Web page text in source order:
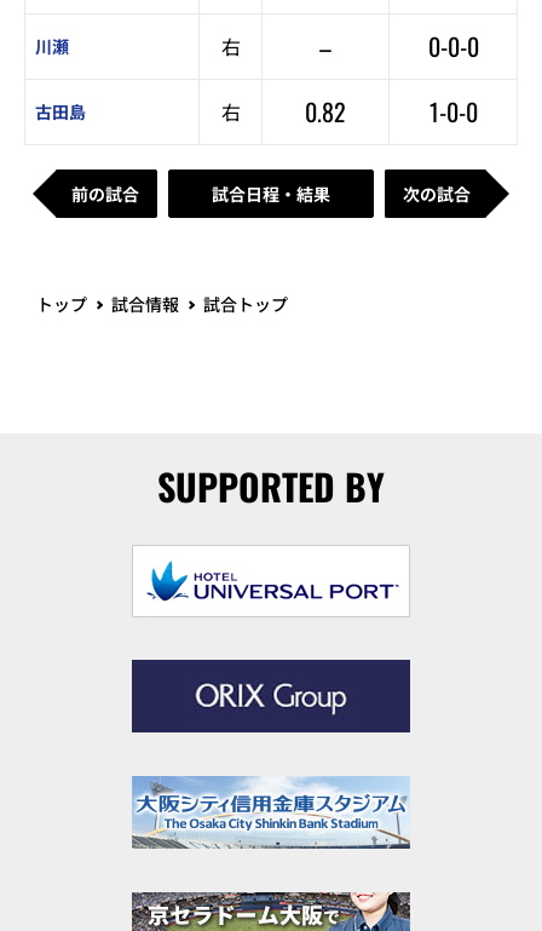
川瀬 右 – 0-0-0
古田島 右 0.82 1-0-0
前の試合 試合日程・結果 次の試合
トップ 試合情報 試合トップ
SUPPORTED BY